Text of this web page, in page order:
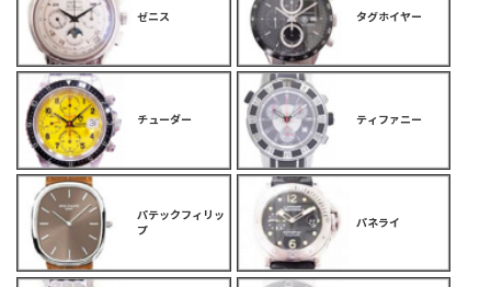
ゼニス タグホイヤー
チューダー ティファニー
パテックフィリッ
プ
パネライ